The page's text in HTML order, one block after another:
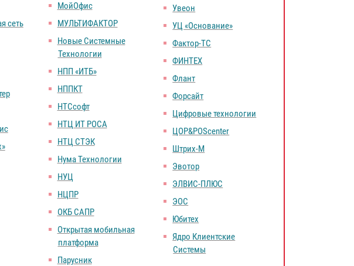
сеть
МойОфис
МУЛЬТИФАКТОР
Новые Системные
Технологии
НПП «ИТБ»
НППКТ
НТСсофт
НТЦ ИТ РОСА
НТЦ СТЭК
Нума Технологии
НУЦ
НЦПР
ОКБ САПР
Открытая мобильная
платформа
Парусник
Увеон
УЦ «Основание»
Фактор-ТС
ФИНТЕХ
Флант
Форсайт
Цифровые технологии
ЦОР&POScenter
Штрих-М
Эвотор
ЭЛВИС-ПЛЮС
ЭОС
Юбитех
Ядро Клиентские
Системы